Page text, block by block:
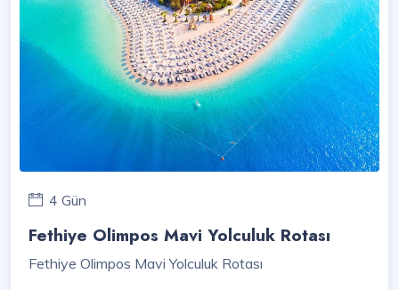
4 Gün
Fethiye Olimpos Mavi Yolculuk Rotası
Fethiye Olimpos Mavi Yolculuk Rotası